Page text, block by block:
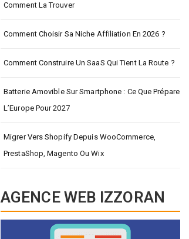
Comment La Trouver
Comment Choisir Sa Niche Affiliation En 2026 ?
Comment Construire Un SaaS Qui Tient La Route ?
Batterie Amovible Sur Smartphone : Ce Que Prépare
L’Europe Pour 2027
Migrer Vers Shopify Depuis WooCommerce,
PrestaShop, Magento Ou Wix
AGENCE WEB IZZORAN